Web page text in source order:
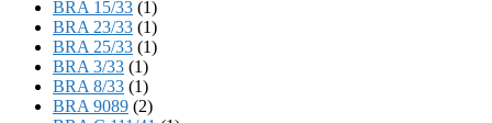
BRA 15/33 (1)
BRA 23/33 (1)
BRA 25/33 (1)
BRA 3/33 (1)
BRA 8/33 (1)
BRA 9089 (2)